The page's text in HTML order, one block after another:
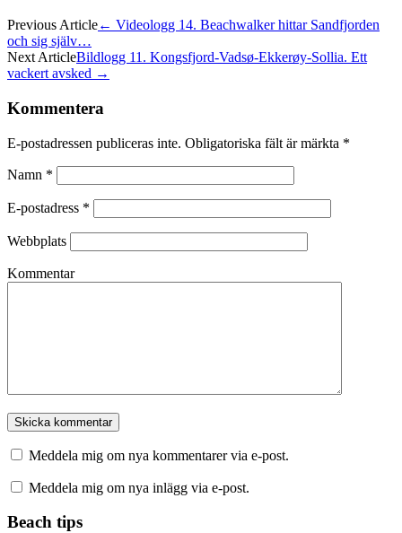
Previous Article← Videologg 14. Beachwalker hittar Sandfjorden
och sig själv…
Next ArticleBildlogg 11. Kongsfjord-Vadsø-Ekkerøy-Sollia. Ett
vackert avsked →
Kommentera
E-postadressen publiceras inte. Obligatoriska fält är märkta *
Namn *
E-postadress *
Webbplats
Kommentar
Meddela mig om nya kommentarer via e-post.
Meddela mig om nya inlägg via e-post.
Beach tips